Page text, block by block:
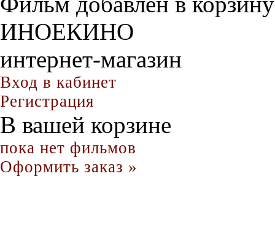
ИНОЕКИНО
интернет-магазин
Вход в кабинет
Регистрация
В вашей корзине
пока нет фильмов
Оформить заказ »